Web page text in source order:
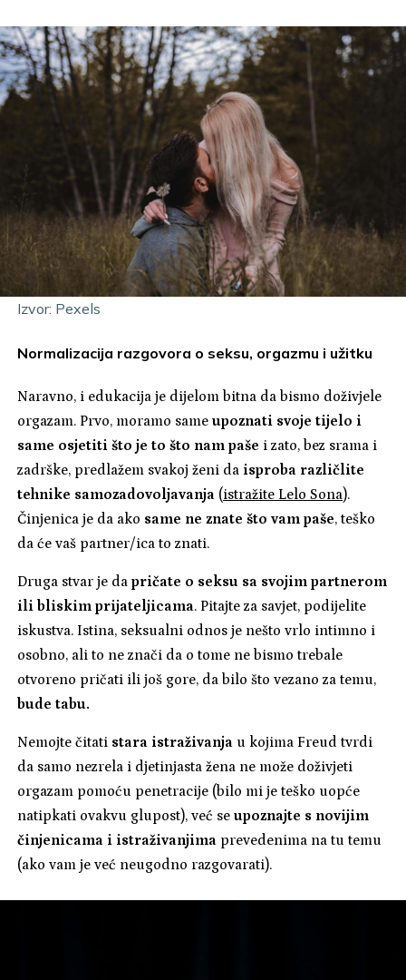
Izvor: Pexels
Normalizacija razgovora o seksu, orgazmu i užitku
Naravno, i edukacija je dijelom bitna da bismo doživjele
orgazam. Prvo, moramo sameupoznati svoje tijelo i
same osjetiti što je to što nam paše i zato, bez srama i
zadrške, predlažem svakoj ženi da isproba različlite
tehnike samozadovoljavanja (istražite Lelo Sona).
Činjenica je da ako same ne znate što vam paše, teško
da će vaš partner/ica to znati.
Druga stvar je dapričate o seksu sa svojim partnerom
ili bliskim prijateljicama. Pitajte za savjet, podijelite
iskustva. Istina, seksualni odnos je nešto vrlo intimno i
osobno, ali to ne znači da o tome ne bismo trebale
otvoreno pričati ili još gore, da bilo što vezano za temu,
bude tabu.
Nemojte čitati stara istraživanja u kojima Freud tvrdi
da samo nezrela i djetinjasta žena ne može doživjeti
orgazam pomoću penetracije (bilo mi je teško uopće
natipkati ovakvu glupost), već seupoznajte s novijim
činjenicama i istraživanjima prevedenima na tu temu
(ako vam je već neugodno razgovarati).